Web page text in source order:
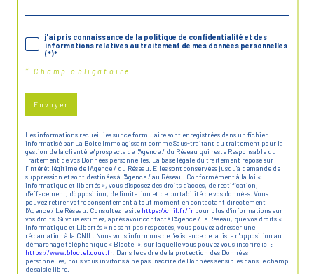
j'ai pris connaissance de la politique de confidentialité et des
informations relatives au traitement de mes données personnelles
(*)*
* Champ obligatoire
Envoyer
Les informations recueillies sur ce formulaire sont enregistrées dans un fichier
informatisé par La Boite Immo agissant comme Sous-traitant du traitement pour la
gestion de la clientèle/prospects de l'Agence / du Réseau qui reste Responsable du
Traitement de vos Données personnelles. La base légale du traitement repose sur
l'intérêt légitime de l'Agence / du Réseau. Elles sont conservées jusqu'à demande de
suppression et sont destinées à l'Agence / au Réseau. Conformément à la loi «
informatique et libertés », vous disposez des droits d’accès, de rectification,
d’effacement, d’opposition, de limitation et de portabilité de vos données. Vous
pouvez retirer votre consentement à tout moment en contactant directement
l’Agence / Le Réseau. Consultez le site https://cnil.fr/fr pour plus d’informations sur
vos droits. Si vous estimez, après avoir contacté l'Agence / le Réseau, que vos droits «
Informatique et Libertés » ne sont pas respectés, vous pouvez adresser une
réclamation à la CNIL. Nous vous informons de l’existence de la liste d'opposition au
démarchage téléphonique « Bloctel », sur laquelle vous pouvez vous inscrire ici :
https://www.bloctel.gouv.fr . Dans le cadre de la protection des Données
personnelles, nous vous invitons à ne pas inscrire de Données sensibles dans le champ
de saisie libre.